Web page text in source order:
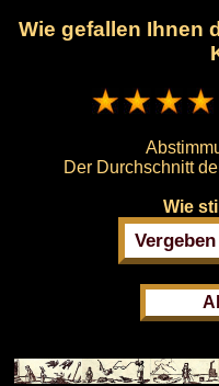
Wie gefallen Ihnen
Der Durchschnitt
Wie